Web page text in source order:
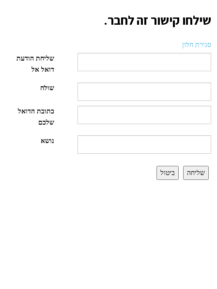
שילחו קישור זה לחבר.
סגירת חלון
שליחת הודעת
דואל אל
שולח
כתובת הדואל
שלכם
נושא
שליחה ביטול